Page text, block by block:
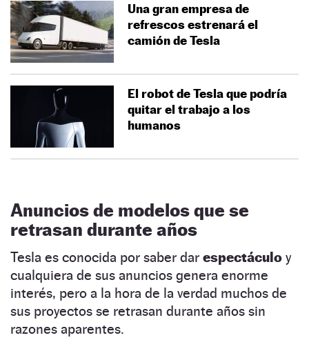
Una gran empresa de
refrescos estrenará el
camión de Tesla
El robot de Tesla que podría
quitar el trabajo a los
humanos
Anuncios de modelos que se
retrasan durante años
Tesla es conocida por saber dar espectáculo y
cualquiera de sus anuncios genera enorme
interés, pero a la hora de la verdad muchos de
sus proyectos se retrasan durante años sin
razones aparentes.